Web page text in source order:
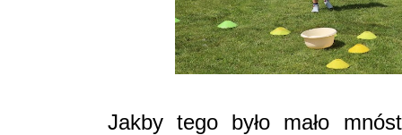
Jakby tego było mało